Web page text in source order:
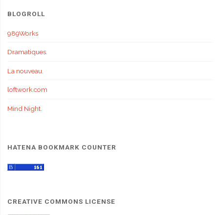
BLOGROLL
989Works
Dramatiques.
La nouveau.
loftwork.com
Mind Night.
HATENA BOOKMARK COUNTER
CREATIVE COMMONS LICENSE